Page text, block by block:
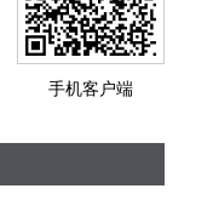
手机客户端